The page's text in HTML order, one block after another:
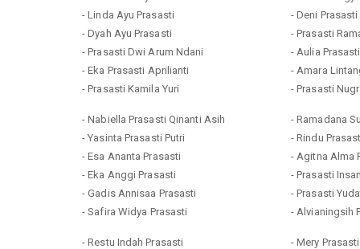
- Linda Ayu Prasasti
- Dyah Ayu Prasasti
- Prasasti Dwi Arum Ndani
- Eka Prasasti Aprilianti
- Prasasti Kamila Yuri
- Deni
- Prasasti
- Aulia Prasasti
- Amara
- Prasasti
- Nabiella Prasasti Qinanti Asih
- Yasinta Prasasti Putri
- Esa Ananta Prasasti
- Eka Anggi Prasasti
- Gadis Annisaa Prasasti
- Safira Widya Prasasti
- Ramadana
- Rindu
- Agitna Alma
- Prasasti
- Prasasti
- Alvianingsih
- Restu Indah Prasasti
- Mery Prasasti